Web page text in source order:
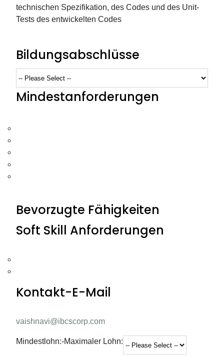
technischen Spezifikation, des Codes und des Unit-
Tests des entwickelten Codes
Bildungsabschlüsse
Mindestanforderungen
Bevorzugte Fähigkeiten
Soft Skill Anforderungen
Kontakt-E-Mail
vaishnavi@ibcscorp.com
Mindestlohn:-Maximaler Lohn: